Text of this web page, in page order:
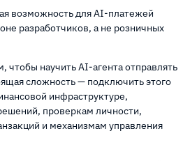
возможность для AI-платежей
разработчиков, а не розничных
чтобы научить AI-агента отправлять
сложность — подключить этого
инфраструктуре,
проверкам личности,
и механизмам управления